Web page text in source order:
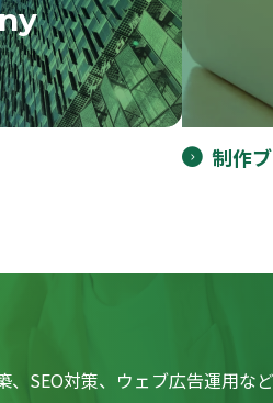
制作
、SEO対策、ウェブ広告運用な